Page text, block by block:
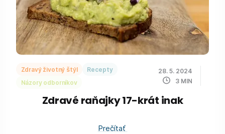
Zdravý životný štýl
Recepty
Názory odborníkov
28. 5. 2024
3 MIN
Zdravé raňajky 17-krát inak
Prečítať